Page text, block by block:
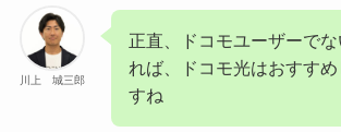
川上 城三郎
正直、ドコモユーザーで
れば、ドコモ光はおすす
すね